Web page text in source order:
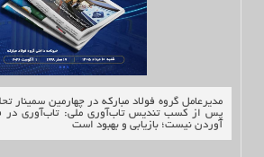
ارتباط با ما
مدیرعامل گروه فولاد مبارکه در چهارمین سمینار
پس از کسب تندیس تاب‌آوری ملی: تاب‌آوری در
آوردن نیست؛ بازیابی و بهبود است